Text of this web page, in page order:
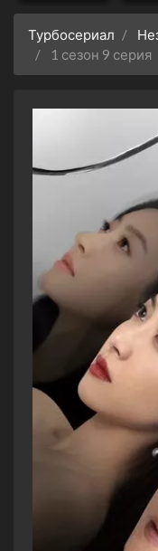
Турбосериал
1 сезон 9 серия